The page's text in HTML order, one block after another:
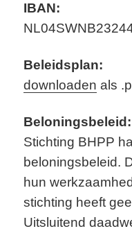
IBAN:
Beleidsplan:
downloaden als
Beloningsbeleid:
Stichting BHPP
beloningsbeleid.
hun
stichting heeft
Uitsluitend